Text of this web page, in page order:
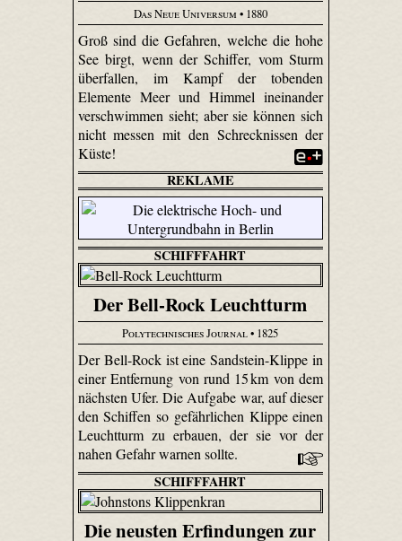
Das Neue Universum • 1880
Groß sind die Gefahren, welche die hohe
See birgt, wenn der Schiffer, vom Sturm
überfallen, im Kampf der tobenden
Elemente Meer und Himmel ineinander
verschwimmen sieht; aber sie können sich
nicht messen mit den Schrecknissen der
Küste!
REKLAME
SCHIFFFAHRT
Der Bell-Rock Leuchtturm
Polytechnisches Journal• 1825
Der Bell-Rock ist eine Sandstein-Klippe in
einer Entfernung von rund 15 km von dem
nächsten Ufer. Die Aufgabe war, auf dieser
den Schiffen so gefährlichen Klippe einen
Leuchtturm zu erbauen, der sie vor der
nahen Gefahr warnen sollte.
SCHIFFFAHRT
Die neusten Erfindungen zur